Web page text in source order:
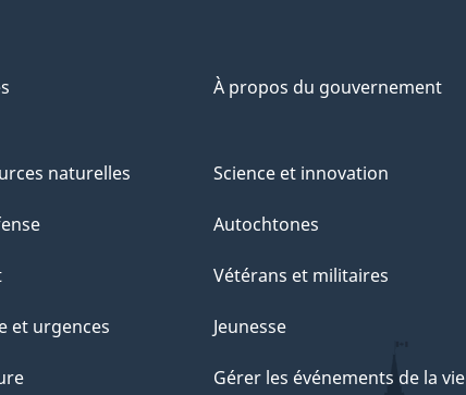
À propos du gouvernement
naturelles
et urgences
Science et innovation
Autochtones
Vétérans et militaires
Jeunesse
Gérer les événements de la vie